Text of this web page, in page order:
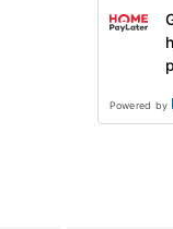
Powered by